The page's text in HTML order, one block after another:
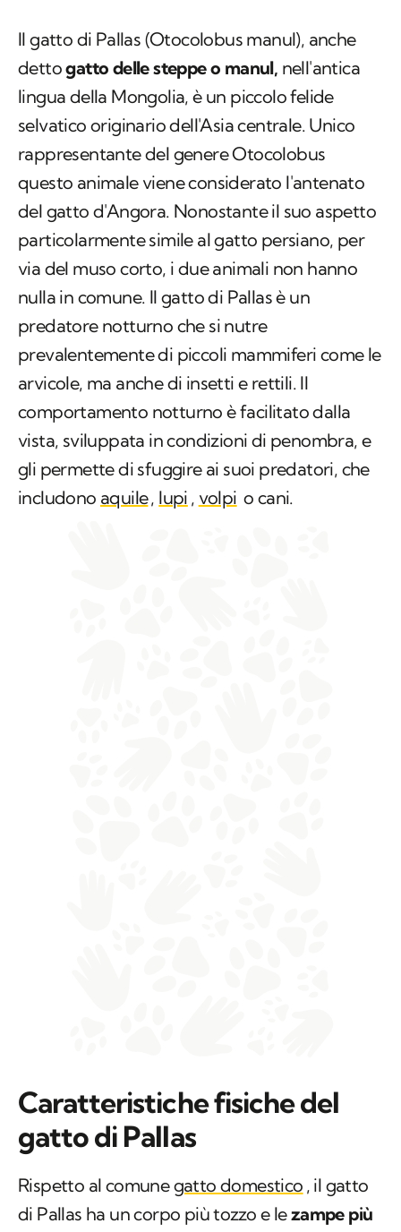
Il gatto di Pallas (Otocolobus manul), anche
dettogatto delle steppe o manul, nell'antica
lingua della Mongolia, è un piccolo felide
selvatico originario dell'Asia centrale. Unico
rappresentante del genereOtocolobus
questo animale viene considerato l'antenato
del gatto d'Angora. Nonostante il suo aspetto
particolarmente simile al gatto persiano, per
via del muso corto, i due animali non hanno
nulla in comune. Il gatto di Pallas è un
predatore notturno che si nutre
prevalentemente di piccoli mammiferi come le
arvicole, ma anche di insetti e rettili. Il
comportamento notturno è facilitato dalla
vista, sviluppata in condizioni di penombra, e
gli permette di sfuggire ai suoi predatori, che
includono aquile, lupi , volpi o cani.
Caratteristiche fisiche del
gatto di Pallas
Rispetto al comunegatto domestico , il gatto
di Pallas ha un corpo più tozzo e lezampe più